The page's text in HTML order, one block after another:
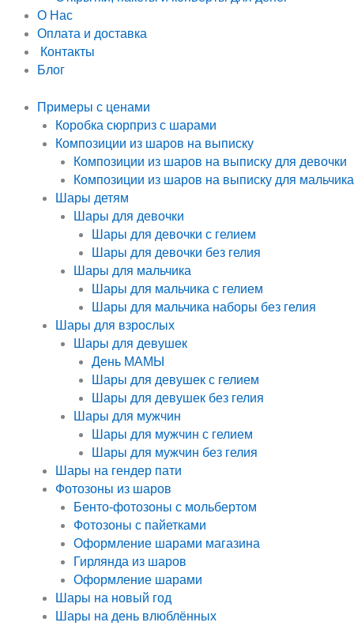
О Нас
Оплата и доставка
Контакты
Блог
Примеры с ценами
Коробка сюрприз с шарами
Композиции из шаров на выписку
Композиции из шаров на выписку для девочки
Композиции из шаров на выписку для мальчика
Шары детям
Шары для девочки
Шары для девочки с гелием
Шары для девочки без гелия
Шары для мальчика
Шары для мальчика с гелием
Шары для мальчика наборы без гелия
Шары для взрослых
Шары для девушек
День МАМЫ
Шары для девушек с гелием
Шары для девушек без гелия
Шары для мужчин
Шары для мужчин с гелием
Шары для мужчин без гелия
Шары на гендер пати
Фотозоны из шаров
Бенто-фотозоны с мольбертом
Фотозоны с пайетками
Оформление шарами магазина
Гирлянда из шаров
Оформление шарами
Шары на новый год
Шары на день влюблённых